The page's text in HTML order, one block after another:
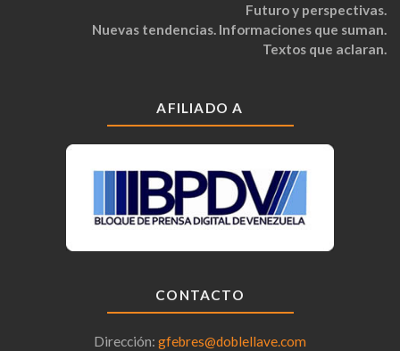
Futuro y perspectivas.
Nuevas tendencias. Informaciones que suman.
Textos que aclaran.
AFILIADO A
CONTACTO
Dirección: gfebres@doblellave.com